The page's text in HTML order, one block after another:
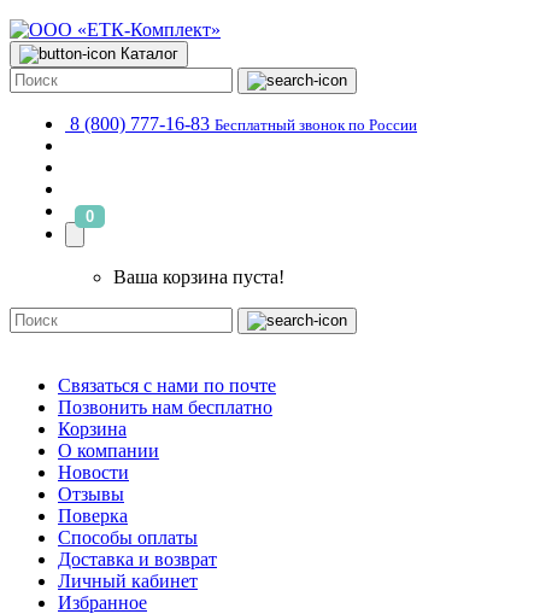
Каталог
8 (800) 777-16-83 Бесплатный звонок по России
0
Ваша корзина пуста!
Связаться с нами по почте
Позвонить нам бесплатно
Корзина
О компании
Новости
Отзывы
Поверка
Способы оплаты
Доставка и возврат
Личный кабинет
Избранное